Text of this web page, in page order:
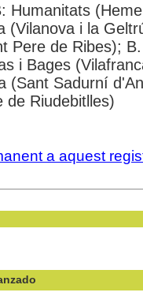
Humanitats
(Vilanova i la
Pere de Ribes);
i Bages
(Sant Sadurní
de Riudebitlles)
a aquest